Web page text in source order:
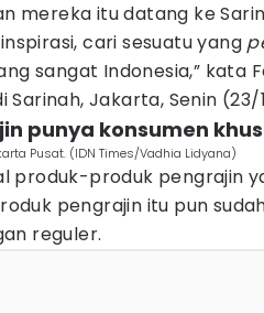
mereka itu datang ke
cari sesuatu yang
sangat Indonesia,” kata
Sarinah, Jakarta, Senin (23/
punya konsumen
Pusat. (IDN Times/Vadhia Lidyana)
produk-produk pengrajin
pengrajin itu pun
reguler.